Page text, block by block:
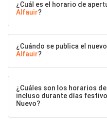
¿Cuál es el horario de
Alfauir?
¿Cuándo se publica el
Alfauir?
¿Cuáles son los horarios
incluso durante días
Nuevo?